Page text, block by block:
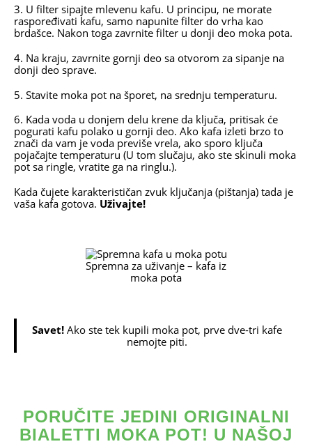
3. U filter sipajte mlevenu kafu. U principu, ne morate
raspoređivati kafu, samo napunite filter do vrha kao
brdašce. Nakon toga zavrnite filter u donji deo moka pota.
4. Na kraju, zavrnite gornji deo sa otvorom za sipanje na
donji deo sprave.
5. Stavite moka pot na šporet, na srednju temperaturu.
6. Kada voda u donjem delu krene da ključa, pritisak će
pogurati kafu polako u gornji deo. Ako kafa izleti brzo to
znači da vam je voda previše vrela, ako sporo ključa
pojačajte temperaturu (U tom slučaju, ako ste skinuli moka
pot sa ringle, vratite ga na ringlu.).
Kada čujete karakterističan zvuk ključanja (pištanja) tada je
vaša kafa gotova. Uživajte!
Spremna za uživanje – kafa iz
moka pota
Savet! Ako ste tek kupili moka pot, prve dve-tri kafe
nemojte piti.
PORUČITE JEDINI ORIGINALNI
BIALETTI MOKA POT! U NAŠOJ